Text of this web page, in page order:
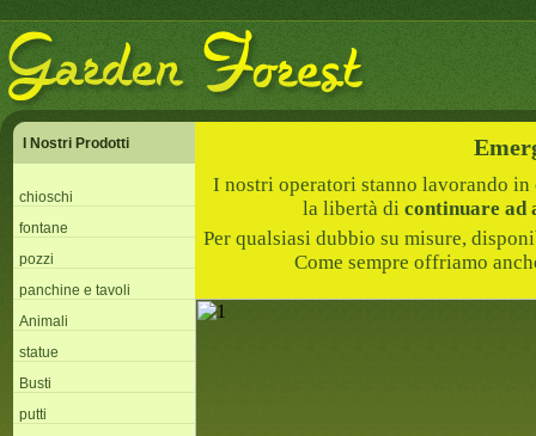
I Nostri Prodotti
chioschi
fontane
pozzi
panchine e tavoli
Animali
statue
Busti
putti
I nostri operatori stanno lavorando
la libertà di continuare ad
Per qualsiasi dubbio su misure,
Come sempre offriamo